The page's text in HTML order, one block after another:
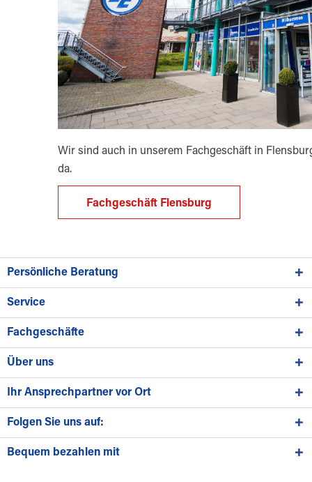
Wir sind auch in unserem Fachgeschäft in
da.
Fachgeschäft Flensburg
Persönliche Beratung
Service
Fachgeschäfte
Über uns
Ihr Ansprechpartner vor Ort
Folgen Sie uns auf:
Bequem bezahlen mit